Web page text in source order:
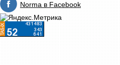
Norma в Facebook